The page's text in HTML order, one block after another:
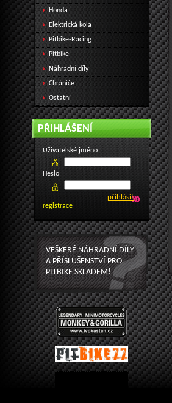
Honda
Elektrická kola
Pitbike-Racing
Pitbike
Náhradní díly
Chrániče
Ostatní
PŘIHLÁŠENÍ
Uživatelské jméno
Heslo
registrace
VEŠKERÉ NÁHRADNÍ DÍLY
A PŘÍSLUŠENSTVÍ PRO
PITBIKE SKLADEM!